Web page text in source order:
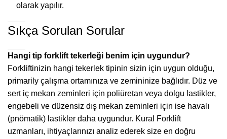
olarak yapılır.
Sıkça Sorulan Sorular
Hangi tip forklift tekerleği benim için uygundur?
Forkliftinizin hangi tekerlek tipinin sizin için uygun olduğu,
primarily çalışma ortamınıza ve zemininize bağlıdır. Düz ve
sert iç mekan zeminleri için poliüretan veya dolgu lastikler,
engebeli ve düzensiz dış mekan zeminleri için ise havalı
(pnömatik) lastikler daha uygundur. Kural Forklift
uzmanları, ihtiyaçlarınızı analiz ederek size en doğru